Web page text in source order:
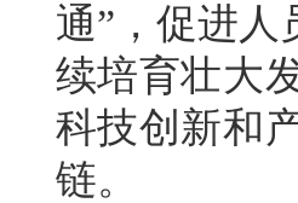
通”，促进
续培育壮大
科技创新和
链。